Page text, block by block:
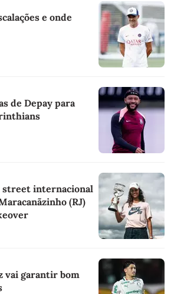
e onde
de Depay para
street internacional
(RJ)
vai garantir bom